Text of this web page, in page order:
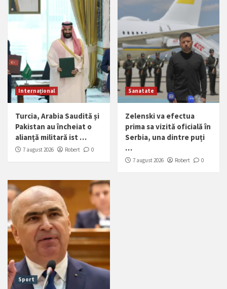
Internațional
Turcia, Arabia Saudită și
Pakistan au încheiat o
alianță militară ist …
7 august 2026 Robert 0
Sanatate
Zelenski va efectua
prima sa vizită oficială în
Serbia, una dintre puți
…
7 august 2026 Robert 0
Sport